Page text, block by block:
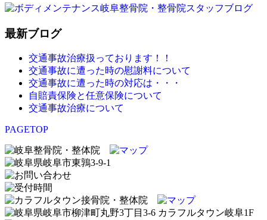
最新ブログ
交通事故治療扱っております！！
交通事故に遭った時の慰謝料について
交通事故に遭った時の対応は・・・
自賠責保険と任意保険について
交通事故治療について
PAGETOP